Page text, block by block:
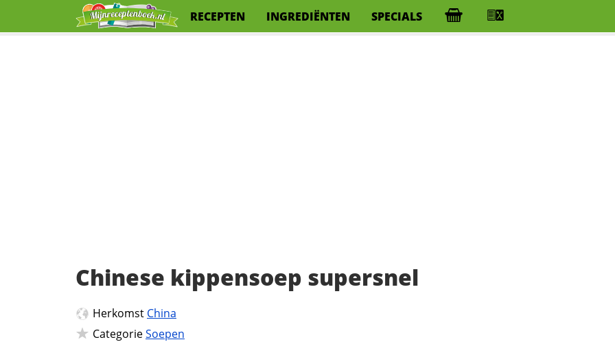
RECEPTEN INGREDIËNTEN SPECIALS
Chinese kippensoep supersnel
Herkomst China
CategorieSoepen